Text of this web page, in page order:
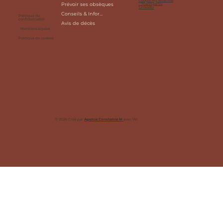
Politique de
confidentialité
Mentions légales
Politique de cookies
- Mazingarbe
Linkedin
Prévoir ses obsèques
Conseils & Informations
Avis de décès
© 2026 Créé parAgence Constance MavecWix Studio™